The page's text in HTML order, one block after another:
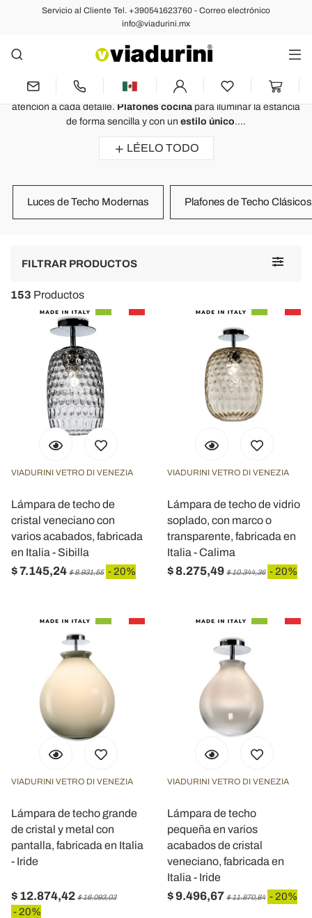
Servicio al Cliente Tel. +390541623760 - Correo electrónico
info@viadurini.mx
Iluminación - Plafones de Techo -
Made in Italy
Plafones salón hechos por hábiles artesanos italianos
con
atención a cada detalle.Plafones cocinapara iluminar la estancia
de forma sencilla y con un estilo único....
LÉELO TODO
Luces de Techo Modernas Plafones de Techo Clásicos
Toggle
FILTRAR PRODUCTOS
153 Productos
VIADURINI VETRO DI VENEZIA
Lámpara de techo de
cristal veneciano con
varios acabados, fabricada
en Italia - Sibilla
$ 7.145,24 $ 8.931,55 - 20%
VIADURINI VETRO DI VENEZIA
Lámpara de techo de vidrio
soplado, con marco o
transparente, fabricada en
Italia - Calima
$ 8.275,49 $ 10.344,36 - 20%
VIADURINI VETRO DI VENEZIA
Lámpara de techo grande
de cristal y metal con
pantalla, fabricada en Italia
- Iride
$ 12.874,42 $ 16.093,03
- 20%
VIADURINI VETRO DI VENEZIA
Lámpara de techo
pequeña en varios
acabados de cristal
veneciano, fabricada en
Italia - Iride
$ 9.496,67 $ 11.870,84 - 20%